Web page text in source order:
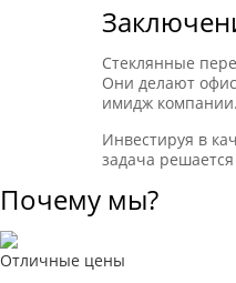
Стеклянные
Они делают
имидж компании.
Инвестируя в
задача
Почему мы?
Отличные цены